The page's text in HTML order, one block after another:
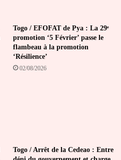
Togo / EFOFAT de Pya : La 29ᵉ
promotion ‘5 Février’ passe le
flambeau à la promotion
‘Résilience’
02/08/2026
Togo / Arrêt de la Cedeao : Entre